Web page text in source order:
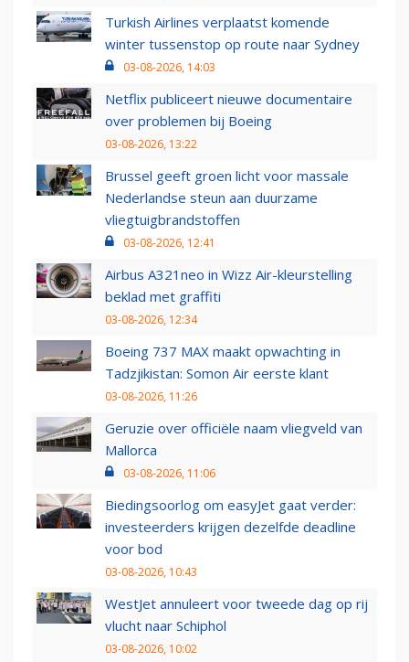
Turkish Airlines verplaatst komende
winter tussenstop op route naar Sydney
03-08-2026, 14:03
Netflix publiceert nieuwe documentaire
over problemen bij Boeing
03-08-2026, 13:22
Brussel geeft groen licht voor massale
Nederlandse steun aan duurzame
vliegtuigbrandstoffen
03-08-2026, 12:41
Airbus A321neo in Wizz Air-kleurstelling
beklad met graffiti
03-08-2026, 12:34
Boeing 737 MAX maakt opwachting in
Tadzjikistan: Somon Air eerste klant
03-08-2026, 11:26
Geruzie over officiële naam vliegveld van
Mallorca
03-08-2026, 11:06
Biedingsoorlog om easyJet gaat verder:
investeerders krijgen dezelfde deadline
voor bod
03-08-2026, 10:43
WestJet annuleert voor tweede dag op rij
vlucht naar Schiphol
03-08-2026, 10:02